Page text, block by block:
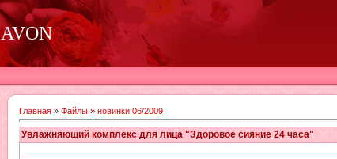
AVON
Главная» Файлы» новинки 06/2009
Увлажняющий комплекс для лица "Здоровое сияние 24 часа"